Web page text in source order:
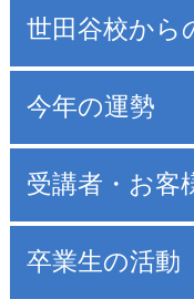
世田谷校から
今年の運勢
受講者・お客
卒業生の活動